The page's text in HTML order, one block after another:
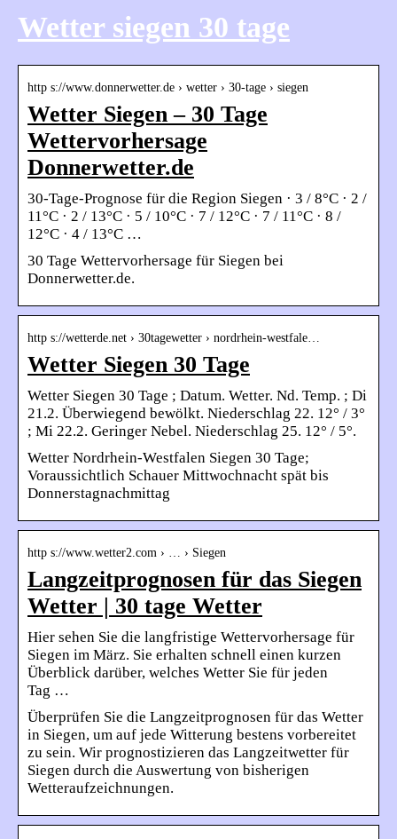
Wetter siegen 30 tage
http s://www.donnerwetter.de › wetter › 30-tage › siegen
Wetter Siegen – 30 Tage
Wettervorhersage
Donnerwetter.de
30-Tage-Prognose für die Region Siegen · 3 / 8°C · 2 /
11°C · 2 / 13°C · 5 / 10°C · 7 / 12°C · 7 / 11°C · 8 /
12°C · 4 / 13°C …
30 Tage Wettervorhersage für Siegen bei
Donnerwetter.de.
http s://wetterde.net › 30tagewetter › nordrhein-westfale…
Wetter Siegen 30 Tage
Wetter Siegen 30 Tage ; Datum. Wetter. Nd. Temp. ; Di
21.2. Überwiegend bewölkt. Niederschlag 22. 12° / 3°
; Mi 22.2. Geringer Nebel. Niederschlag 25. 12° / 5°.
Wetter Nordrhein-Westfalen Siegen 30 Tage;
Voraussichtlich Schauer Mittwochnacht spät bis
Donnerstagnachmittag
http s://www.wetter2.com › … › Siegen
Langzeitprognosen für das Siegen
Wetter | 30 tage Wetter
Hier sehen Sie die langfristige Wettervorhersage für
Siegen im März. Sie erhalten schnell einen kurzen
Überblick darüber, welches Wetter Sie für jeden
Tag …
Überprüfen Sie die Langzeitprognosen für das Wetter
in Siegen, um auf jede Witterung bestens vorbereitet
zu sein. Wir prognostizieren das Langzeitwetter für
Siegen durch die Auswertung von bisherigen
Wetteraufzeichnungen.